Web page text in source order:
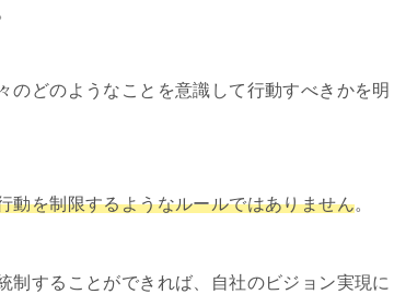
のどのようなことを意識して行動すべきかを明
動を制限するようなルールではありません。
制することができれば、自社のビジョン実現に